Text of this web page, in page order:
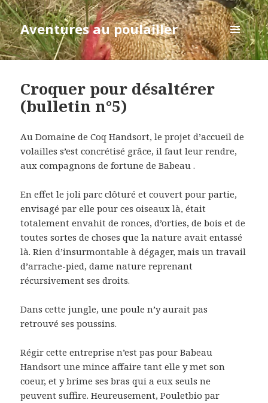
Aventures au poulailler
MENU
ET
Croquer pour désaltérer
(bulletin n°5)
Au Domaine de Coq Handsort, le projet d’accueil de
volailles s’est concrétisé grâce, il faut leur rendre,
aux compagnons de fortune de Babeau .
En effet le joli parc clôturé et couvert pour partie,
envisagé par elle pour ces oiseaux là, était
totalement envahit de ronces, d’orties, de bois et de
toutes sortes de choses que la nature avait entassé
là. Rien d’insurmontable à dégager, mais un travail
d’arrache-pied, dame nature reprenant
récursivement ses droits.
Dans cette jungle, une poule n’y aurait pas
retrouvé ses poussins.
Régir cette entreprise n’est pas pour Babeau
Handsort une mince affaire tant elle y met son
coeur, et y brime ses bras qui a eux seuls ne
peuvent suffire. Heureusement, Pouletbio par